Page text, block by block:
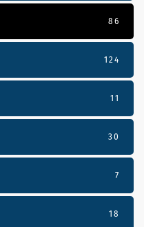
86
124
11
30
7
18